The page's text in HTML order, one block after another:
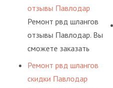
условиях
долговременного
комплексного
обслуживания
предприятия.
отзывы Павлодар
Ремонт рвд шлангов
отзывы Павлодар. Вы
сможете заказать
сервис РВД на разовой
основе либо на
Ремонт рвд шлангов
скидки Павлодар